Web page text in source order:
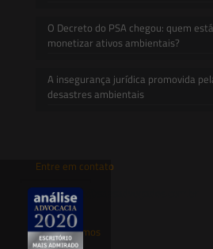
O Decreto do PSA chegou: quem
monetizar ativos ambientais?
A insegurança jurídica promovida
desastres ambientais
Entre em contato
contato@saesadvogados.com.br
Onde estamos